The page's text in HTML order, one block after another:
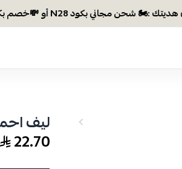
ليف
22.70